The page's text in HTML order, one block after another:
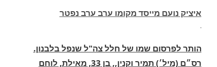
הותר לפרסום שמו של חלל צה"ל שנפל בלבנון.
בגדוד 2855, עוצבת ׳חוד החנית׳ (55), נפל בקרב
בדרום לבנון.